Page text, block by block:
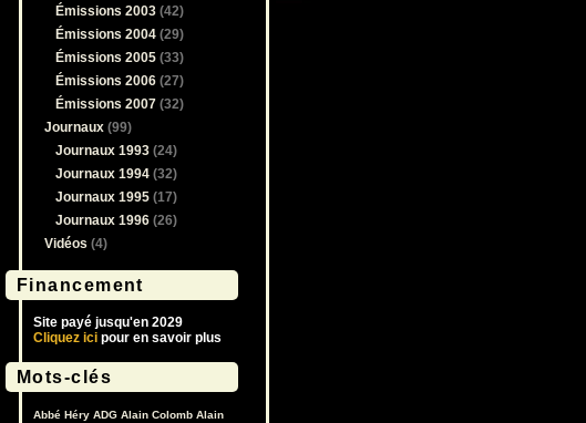
Émissions 2003 (42)
Émissions 2004 (29)
Émissions 2005 (33)
Émissions 2006 (27)
Émissions 2007 (32)
Journaux (99)
Journaux 1993 (24)
Journaux 1994 (32)
Journaux 1995 (17)
Journaux 1996 (26)
Vidéos (4)
Financement
Site payé jusqu'en 2029
Cliquez ici pour en savoir plus
Mots-clés
Abbé Héry ADG Alain Colomb Alain